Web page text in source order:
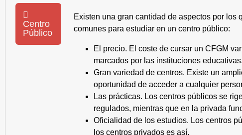
Centro
Público
Existen una gran cantidad de aspectos por los
comunes para estudiar en un centro público:
El precio. El coste de cursar un CFGM
marcados por las instituciones
Gran variedad de centros. Existe un
oportunidad de acceder a cualquier
Las prácticas. Los centros públicos se
regulados, mientras que en la privada
Oficialidad de los estudios. Los centros
los centros privados es así.